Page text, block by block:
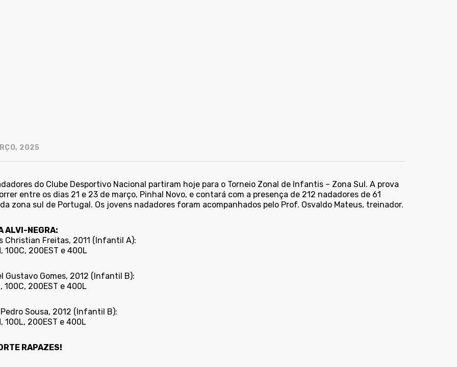
2025
do Clube Desportivo Nacional partiram hoje para o Torneio Zonal de Infantis – Zona Sul. A prova
entre os dias 21 e 23 de março, Pinhal Novo, e contará com a presença de 212 nadadores de 61
zona sul de Portugal. Os jovens nadadores foram acompanhados pelo Prof. Osvaldo Mateus, treinador.
ALVI-NEGRA:
Christian Freitas, 2011 (Infantil A):
100C, 200EST e 400L
Gustavo Gomes, 2012 (Infantil B):
100C, 200EST e 400L
Sousa, 2012 (Infantil B):
100L, 200EST e 400L
RAPAZES!